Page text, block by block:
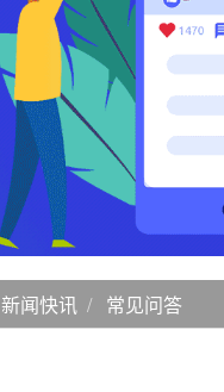
新闻快讯 常见问答